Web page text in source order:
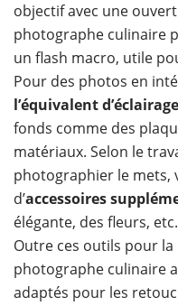
objectif avec une
photographe culinaire
un flash macro, utile
Pour des photos en
l’équivalent
fonds comme des
matériaux. Selon le
photographier le mets,
d’accessoires
élégante, des fleurs, etc.
Outre ces outils pour
photographe culinaire
adaptés pour les